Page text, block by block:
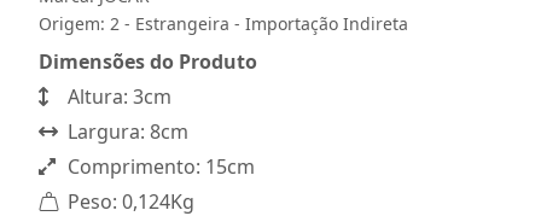
Origem: 2 - Estrangeira - Importação Indireta
Dimensões do Produto
Altura: 3cm
Largura: 8cm
Comprimento: 15cm
Peso: 0,124Kg